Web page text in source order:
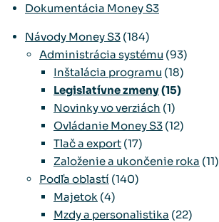
Dokumentácia Money S3
Návody Money S3 (184)
Administrácia systému (93)
Inštalácia programu (18)
Legislatívne zmeny(15)
Novinky vo verziách (1)
Ovládanie Money S3 (12)
Tlač a export (17)
Založenie a ukončenie roka (11)
Podľa oblastí (140)
Majetok (4)
Mzdy a personalistika (22)